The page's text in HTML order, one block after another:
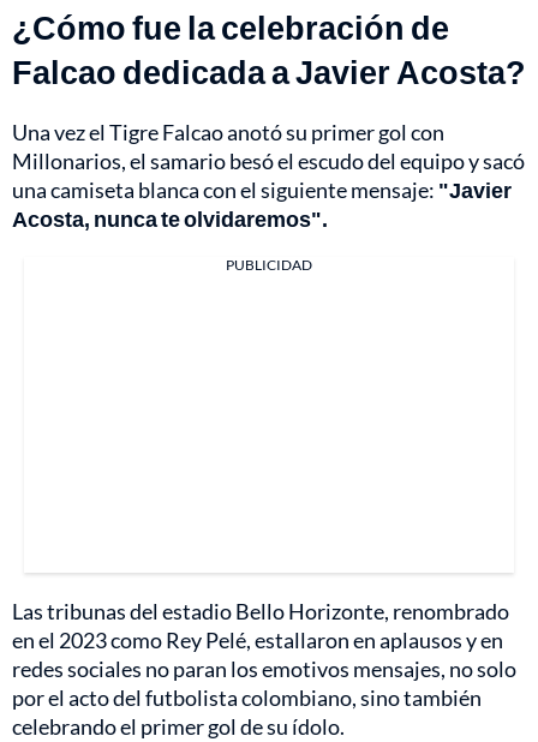
¿Cómo fue la celebración de
Falcao dedicada a Javier Acosta?
Una vez el Tigre Falcao anotó su primer gol con
Millonarios, el samario besó el escudo del equipo y sacó
una camiseta blanca con el siguiente mensaje: "Javier
Acosta, nunca te olvidaremos".
PUBLICIDAD
Las tribunas del estadio Bello Horizonte, renombrado
en el 2023 como Rey Pelé, estallaron en aplausos y en
redes sociales no paran los emotivos mensajes, no solo
por el acto del futbolista colombiano, sino también
celebrando el primer gol de su ídolo.